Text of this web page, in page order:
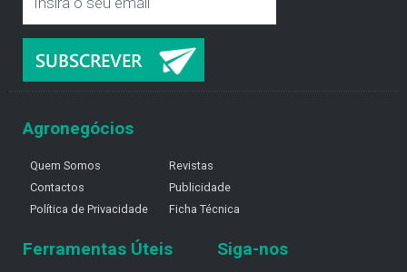
Agronegócios
Quem Somos
Contactos
Política de Privacidade
Revistas
Publicidade
Ficha Técnica
Ferramentas Úteis Siga-nos